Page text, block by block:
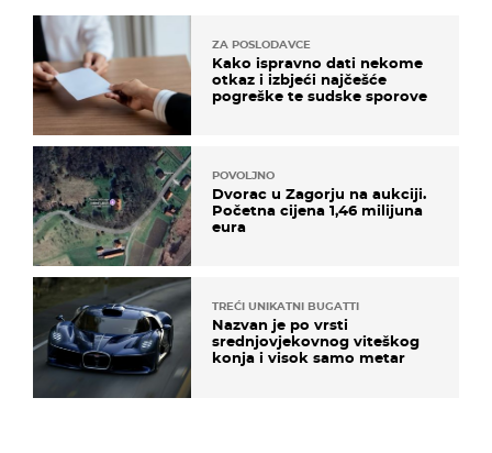
ZA POSLODAVCE
Kako ispravno dati nekome
otkaz i izbjeći najčešće
pogreške te sudske sporove
POVOLJNO
Dvorac u Zagorju na aukciji.
Početna cijena 1,46 milijuna
eura
TREĆI UNIKATNI BUGATTI
Nazvan je po vrsti
srednjovjekovnog viteškog
konja i visok samo metar